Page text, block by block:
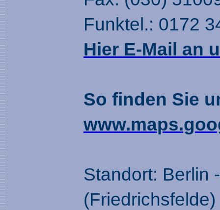
Funktel.: 0172
Hier E-Mail an
So finden Sie
Standort: Berlin
(Friedrichsfelde)